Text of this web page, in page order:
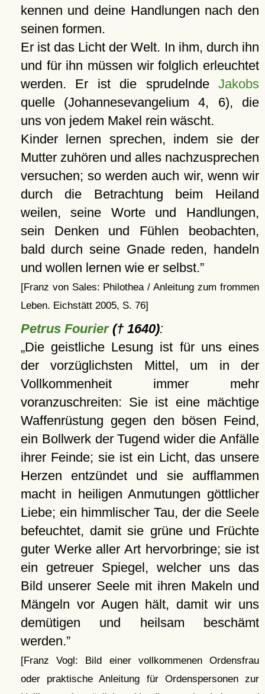
kennen und deine Handlungen nach den
seinen formen.
Er ist das Licht der Welt. In ihm, durch ihn
und für ihn müssen wir folglich erleuchtet
werden. Er ist die sprudelnde Jakobs
quelle (Johannesevangelium 4, 6), die
uns von jedem Makel rein wäscht.
Kinder lernen sprechen, indem sie der
Mutter zuhören und alles nachzusprechen
versuchen; so werden auch wir, wenn wir
durch die Betrachtung beim Heiland
weilen, seine Worte und Handlungen,
sein Denken und Fühlen beobachten,
bald durch seine Gnade reden, handeln
und wollen lernen wie er selbst.
[Franz von Sales: Philothea / Anleitung zum frommen
Leben. Eichstätt 2005, S. 76]
Petrus Fourier(† 1640):
Die geistliche Lesung ist für uns eines
der vorzüglichsten Mittel, um in der
Vollkommenheit immer mehr
voranzuschreiten: Sie ist eine mächtige
Waffenrüstung gegen den bösen Feind,
ein Bollwerk der Tugend wider die Anfälle
ihrer Feinde; sie ist ein Licht, das unsere
Herzen entzündet und sie aufflammen
macht in heiligen Anmutungen göttlicher
Liebe; ein himmlischer Tau, der die Seele
befeuchtet, damit sie grüne und Früchte
guter Werke aller Art hervorbringe; sie ist
ein getreuer Spiegel, welcher uns das
Bild unserer Seele mit ihren Makeln und
Mängeln vor Augen hält, damit wir uns
demütigen und heilsam beschämt
werden.
[Franz Vogl: Bild einer vollkommenen Ordensfrau
oder praktische Anleitung für Ordenspersonen zur